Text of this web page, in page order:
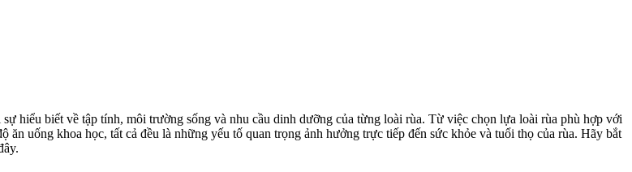
hiểu biết về tập tính, môi trường sống và nhu cầu dinh dưỡng của từng loài rùa. Từ việc chọn lựa loài rùa phù hợp với
uống khoa học, tất cả đều là những yếu tố quan trọng ảnh hưởng trực tiếp đến sức khỏe và tuổi thọ của rùa. Hãy bắt